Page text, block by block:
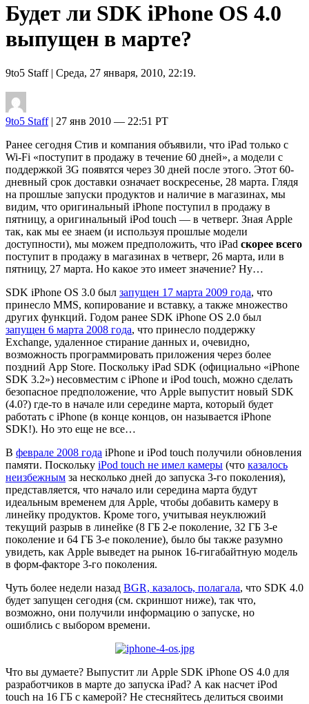
Будет ли SDK iPhone OS 4.0
выпущен в марте?
9to5 Staff| Среда, 27 января, 2010, 22:19.
9to5 Staff| 27 янв 2010 — 22:51 PT
Ранее сегодня Стив и компания объявили, что iPad только с
Wi-Fi «поступит в продажу в течение 60 дней», а модели с
поддержкой 3G появятся через 30 дней после этого. Этот 60-
дневный срок доставки означает воскресенье, 28 марта. Глядя
на прошлые запуски продуктов и наличие в магазинах, мы
видим, что оригинальный iPhone поступил в продажу в
пятницу, а оригинальный iPod touch — в четверг. Зная Apple
так, как мы ее знаем (и используя прошлые модели
доступности), мы можем предположить, что iPad скорее всего
поступит в продажу в магазинах в четверг, 26 марта, или в
пятницу, 27 марта. Но какое это имеет значение? Ну…
SDK iPhone OS 3.0 был запущен 17 марта 2009 года, что
принесло MMS, копирование и вставку, а также множество
других функций. Годом ранее SDK iPhone OS 2.0 был
запущен 6 марта 2008 года, что принесло поддержку
Exchange, удаленное стирание данных и, очевидно,
возможность программировать приложения через более
поздний App Store. Поскольку iPad SDK (официально «iPhone
SDK 3.2») несовместим с iPhone и iPod touch, можно сделать
безопасное предположение, что Apple выпустит новый SDK
(4.0?) где-то в начале или середине марта, который будет
работать с iPhone (в конце концов, он называется iPhone
SDK!). Но это еще не все…
В феврале 2008 года iPhone и iPod touch получили обновления
памяти. Поскольку iPod touch не имел камеры (что казалось
неизбежным за несколько дней до запуска 3-го поколения),
представляется, что начало или середина марта будут
идеальным временем для Apple, чтобы добавить камеру в
линейку продуктов. Кроме того, учитывая неуклюжий
текущий разрыв в линейке (8 ГБ 2-е поколение, 32 ГБ 3-е
поколение и 64 ГБ 3-е поколение), было бы также разумно
увидеть, как Apple выведет на рынок 16-гигабайтную модель
в форм-факторе 3-го поколения.
Чуть более недели назад BGR, казалось, полагала, что SDK 4.0
будет запущен сегодня (см. скриншот ниже), так что,
возможно, они получили информацию о запуске, но
ошиблись с выбором времени.
Что вы думаете? Выпустит ли Apple SDK iPhone OS 4.0 для
разработчиков в марте до запуска iPad? А как насчет iPod
touch на 16 ГБ с камерой? Не стесняйтесь делиться своими